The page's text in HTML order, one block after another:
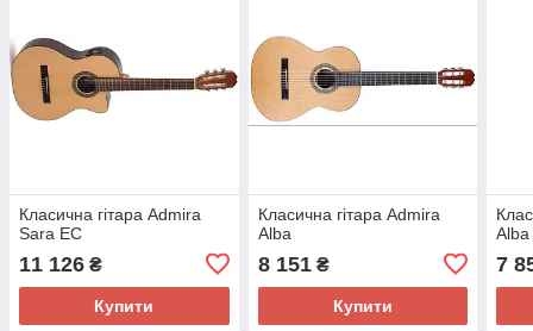
Класична гітара Admira
Sara EC
11 126 ₴
Купити
Класична гітара Admira
Alba
8 151₴
Купити
7